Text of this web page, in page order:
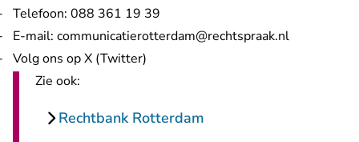
Telefoon: 088 361 19 39
E-mail: communicatierotterdam@rechtspraak.nl- U verlaat
Volg ons op X (Twitter)
Zie ook:
Rechtbank Rotterdam